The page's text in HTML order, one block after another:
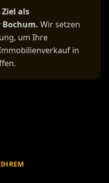
als
Wir setzen
um Ihre
in